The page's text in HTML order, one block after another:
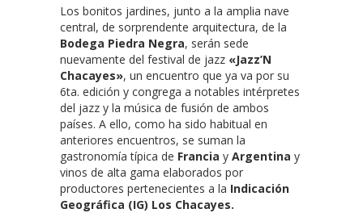
Los bonitos jardines, junto a la amplia nave
central, de sorprendente arquitectura, de la
Bodega Piedra Negra, serán sede
nuevamente del festival de jazz «Jazz’N
Chacayes», un encuentro que ya va por su
6ta. edición y congrega a notables intérpretes
del jazz y la música de fusión de ambos
países. A ello, como ha sido habitual en
anteriores encuentros, se suman la
gastronomía típica de Francia y Argentina y
vinos de alta gama elaborados por
productores pertenecientes a la Indicación
Geográfica (IG) Los Chacayes.